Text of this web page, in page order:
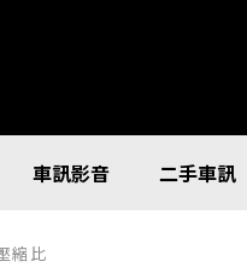
車訊影音 二手車訊
縮比